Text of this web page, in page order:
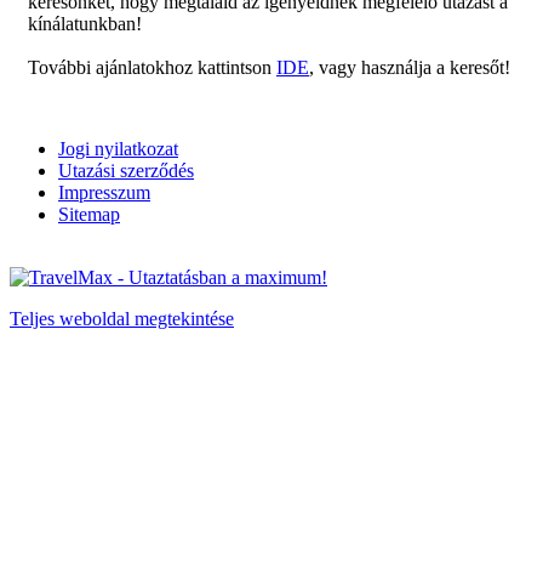
kínálatunkban!
További ajánlatokhoz kattintson IDE, vagy használja a keresőt!
Jogi nyilatkozat
Utazási szerződés
Impresszum
Sitemap
Teljes weboldal megtekintése